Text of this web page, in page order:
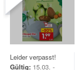
Leider verpasst!
Gültig: 15.03. -